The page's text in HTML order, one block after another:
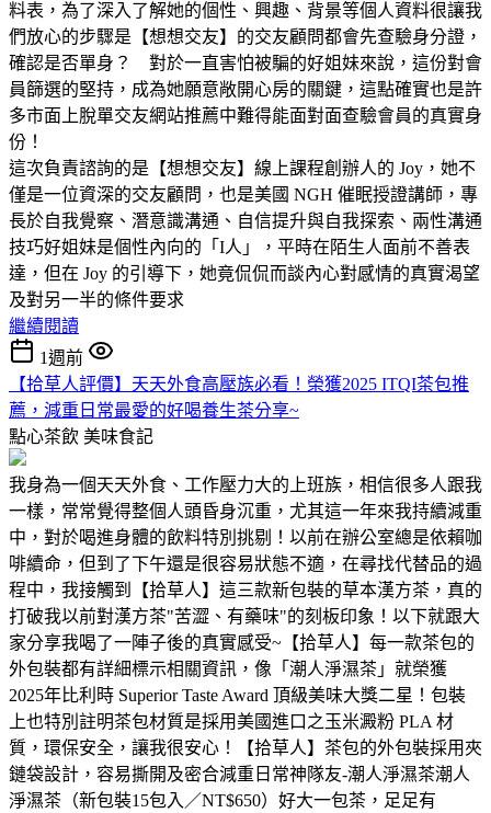
料表，為了深入了解她的個性、興趣、背景等個人資料很讓我
們放心的步驟是【想想交友】的交友顧問都會先查驗身分證，
確認是否單身？ 對於一直害怕被騙的好姐妹來說，這份對會
員篩選的堅持，成為她願意敞開心房的關鍵，這點確實也是許
多市面上脫單交友網站推薦中難得能面對面查驗會員的真實身
份！
這次負責諮詢的是【想想交友】線上課程創辦人的 Joy，她不
僅是一位資深的交友顧問，也是美國 NGH 催眠授證講師，專
長於自我覺察、潛意識溝通、自信提升與自我探索、兩性溝通
技巧好姐妹是個性內向的「I人」，平時在陌生人面前不善表
達，但在 Joy 的引導下，她竟侃侃而談內心對感情的真實渴望
及對另一半的條件要求
繼續閱讀
1週前
【拾草人評價】天天外食高壓族必看！榮獲2025 ITQI茶包推
薦，減重日常最愛的好喝養生茶分享~
點心茶飲 美味食記
我身為一個天天外食、工作壓力大的上班族，相信很多人跟我
一樣，常常覺得整個人頭昏身沉重，尤其這一年來我持續減重
中，對於喝進身體的飲料特別挑剔！以前在辦公室總是依賴咖
啡續命，但到了下午還是很容易狀態不適，在尋找代替品的過
程中，我接觸到【拾草人】這三款新包裝的草本漢方茶，真的
打破我以前對漢方茶"苦澀、有藥味"的刻板印象！以下就跟大
家分享我喝了一陣子後的真實感受~【拾草人】每一款茶包的
外包裝都有詳細標示相關資訊，像「潮人淨濕茶」就榮獲
2025年比利時 Superior Taste Award 頂級美味大獎二星！包裝
上也特別註明茶包材質是採用美國進口之玉米澱粉 PLA 材
質，環保安全，讓我很安心！【拾草人】茶包的外包裝採用夾
鏈袋設計，容易撕開及密合減重日常神隊友-潮人淨濕茶潮人
淨濕茶（新包裝15包入／NT$650）好大一包茶，足足有